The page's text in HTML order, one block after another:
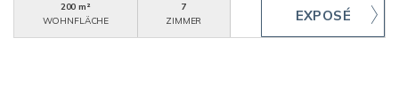
200 m²
WOHNFLÄCHE
7
ZIMMER